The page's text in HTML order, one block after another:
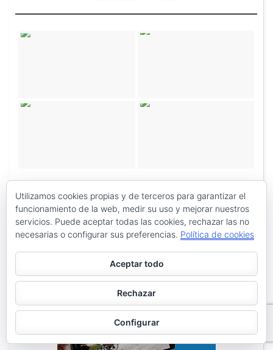
Utilizamos cookies propias y de terceros para garantizar el
funcionamiento de la web, medir su uso y mejorar nuestros
servicios. Puede aceptar todas las cookies, rechazar las no
necesarias o configurar sus preferencias. Política de cookies
Aceptar todo
Rechazar
Configurar